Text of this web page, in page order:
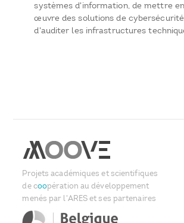
systèmes d'information, de mettre en
œuvre des solutions de
d'auditer les infrastructures
Projets académiques et scientifiques
de coopération au développement
menés par l'ARES et ses partenaires